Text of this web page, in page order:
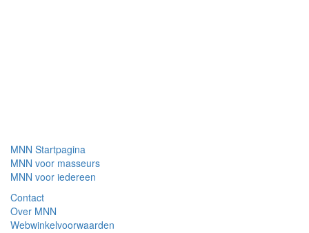
MNN Startpagina
MNN voor masseurs
MNN voor iedereen
Contact
Over MNN
Webwinkelvoorwaarden